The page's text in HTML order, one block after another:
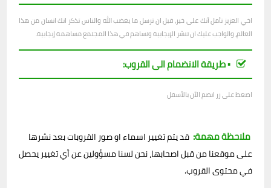
اخي العزيز نأمل أنك على خير، قبل ان ترسل ما يغضب الله والناس تذكر انك انسان من هذا
العالم، والواجب عليك ان تنشر الإيجابية وتساهم في هذا المجتمع مساهمة إيجابية.
▪︎ طريقة الانضمام الى القروب:
اضغط على زر انضم الآن بالأسفل
ملاحظة مهمة: قد يتم تغيير اسماء او صور القروبات بعد نشرها
على موقعنا من قبل اصحابها، نحن لسنا مسؤولين عن أي تغيير يحصل
في محتوى القروب.